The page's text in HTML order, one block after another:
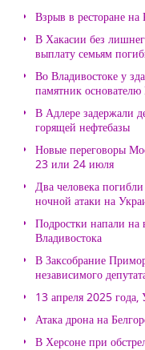
Взрыв в ресторане
В Хакасии без
выплату семьям
Во Владивостоке у
памятник
В Адлере задержали
горящей нефтебазы
Новые переговоры
23 или 24 июля
Два человека
ночной атаки на
Подростки напали на
Владивостока
В Заксобрание
независимого
13 апреля 2025
Атака дрона на
В Херсоне при